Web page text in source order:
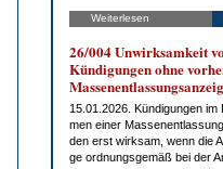
Weiterlesen
26/004 Un­wirk­sam­keit
Kün­di­gun­gen oh­ne
15.01.2026. Kün­di­gun­gen
men ei­ner
den erst wirk­sam, wenn die
ge ord­nungs­ge­mäß bei der